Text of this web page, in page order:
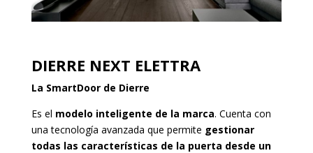
DIERRE NEXT ELETTRA
La SmartDoor de Dierre
Es el modelo inteligente de la marca. Cuenta con
una tecnología avanzada que permite gestionar
todas las características de la puerta desde un